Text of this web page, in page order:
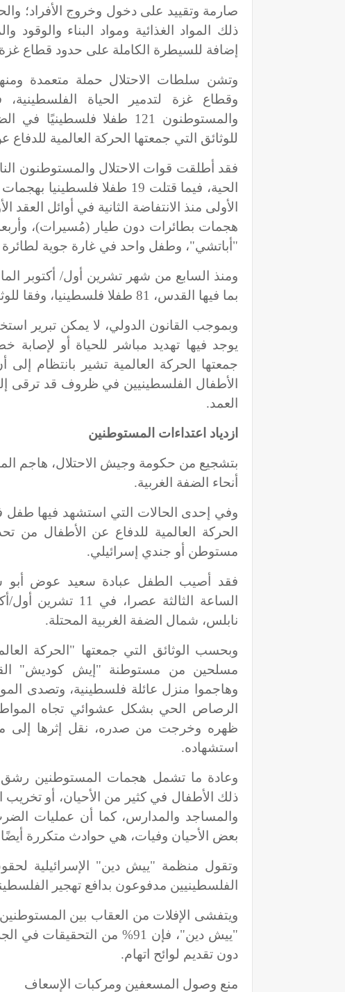
صارمة وتقييد على دخول وخروج الأفراد؛
ذلك المواد الغذائية ومواد البناء والوقود
إضافة للسيطرة الكاملة على حدود قطاع غزة
وتشن سلطات الاحتلال حملة متعمدة
وقطاع غزة لتدمير الحياة
والمستوطنون 121 طفلا
للوثائق التي جمعتها الحركة العالمية للدفاع
الحية، فيما قتلت 19 طفلا
هجمات بطائرات دون طيار (مُسيرات)،
"أباتشي"، وطفل واحد في غارة جوية لطائرة
ومنذ السابع من شهر تشرين أول/ أكتوبر
بما فيها القدس، 81 طفلا فلسطينيا، وفقا للوثائق التي جمعتها "الحركة العالمية".
وبموجب القانون الدولي، لا يمكن تبرير
يوجد فيها تهديد مباشر للحياة أو لإصابة
جمعتها الحركة العالمية تشير بانتظام
الأطفال الفلسطينيين في ظروف قد ترقى
العمد.
ازدياد اعتداءات المستوطنين
بتشجيع من حكومة وجيش الاحتلال، هاجم
أنحاء الضفة الغربية.
وفي إحدى الحالات التي استشهد فيها
الحركة العالمية للدفاع عن الأطفال من
مستوطن أو جندي إسرائيلي.
الساعة الثالثة
نابلس، شمال الضفة الغربية المحتلة.
وبحسب الوثائق التي جمعتها "الحركة
مسلحين من مستوطنة "إيش كوديش"
وهاجموا منزل عائلة فلسطينية، وتصدى
الرصاص الحي بشكل عشوائي تجاه
ظهره وخرجت من صدره، نقل إثرها
استشهاده.
وعادة ما تشمل هجمات المستوطنين رشق
ذلك الأطفال في كثير من الأحيان، أو تخريب
والمساجد والمدارس، كما أن عمليات
بعض الأحيان وفيات، هي حوادث متكررة أيضًا،
وتقول منظمة "ييش دين" الإسرائيلية
الفلسطينيين مدفوعون بدافع تهجير
ويتفشى الإفلات من العقاب بين
"ييش دين"، فإن 91% من
دون تقديم لوائح اتهام.
منع وصول المسعفين ومركبات الإسعاف